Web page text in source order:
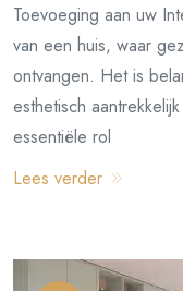
Toevoeging aan uw
van een huis, waar
ontvangen. Het is
esthetisch
essentiële rol
Lees verder